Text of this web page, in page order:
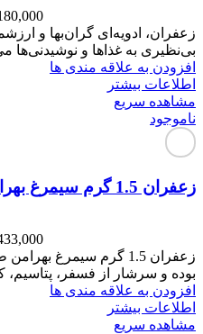
زعفران، ادویه‌ای گران‌بها و
بی‌نظیری به غذاها و
افزودن به علاقه مندی ها
اطلاعات بیشتر
مشاهده سریع
ناموجود
زعفران 1.5 گرم سیمرغ بهرامن
زعفران 1.5 گرم سیمرغ
بوده و سرشار از فسفر، پتاسیم،
افزودن به علاقه مندی ها
اطلاعات بیشتر
مشاهده سریع